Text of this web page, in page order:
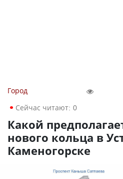
Город
Сейчас читают: 0
Какой
нового кольца в
Каменогорске